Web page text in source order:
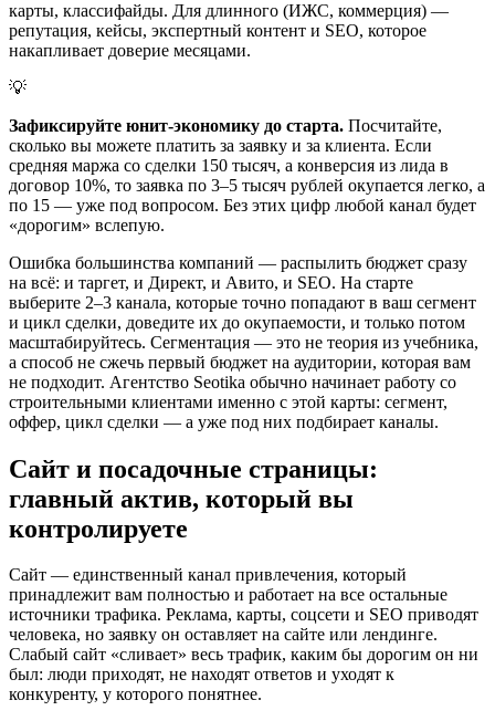
карты, классифайды. Для длинного (ИЖС, коммерция) —
репутация, кейсы, экспертный контент и SEO, которое
накапливает доверие месяцами.
💡
Зафиксируйте юнит-экономику до старта. Посчитайте,
сколько вы можете платить за заявку и за клиента. Если
средняя маржа со сделки 150 тысяч, а конверсия из лида в
договор 10%, то заявка по 3–5 тысяч рублей окупается легко, а
по 15 — уже под вопросом. Без этих цифр любой канал будет
«дорогим» вслепую.
Ошибка большинства компаний — распылить бюджет сразу
на всё: и таргет, и Директ, и Авито, и SEO. На старте
выберите 2–3 канала, которые точно попадают в ваш сегмент
и цикл сделки, доведите их до окупаемости, и только потом
масштабируйтесь. Сегментация — это не теория из учебника,
а способ не сжечь первый бюджет на аудитории, которая вам
не подходит. Агентство Seotika обычно начинает работу со
строительными клиентами именно с этой карты: сегмент,
оффер, цикл сделки — а уже под них подбирает каналы.
Сайт и посадочные страницы:
главный актив, который вы
контролируете
Сайт — единственный канал привлечения, который
принадлежит вам полностью и работает на все остальные
источники трафика. Реклама, карты, соцсети и SEO приводят
человека, но заявку он оставляет на сайте или лендинге.
Слабый сайт «сливает» весь трафик, каким бы дорогим он ни
был: люди приходят, не находят ответов и уходят к
конкуренту, у которого понятнее.